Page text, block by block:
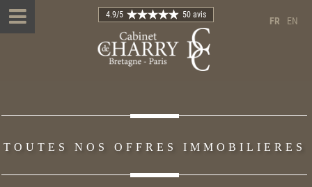
FR EN
4.9/5 50 avis
TOUTES NOS OFFRES IMMOBILIERES